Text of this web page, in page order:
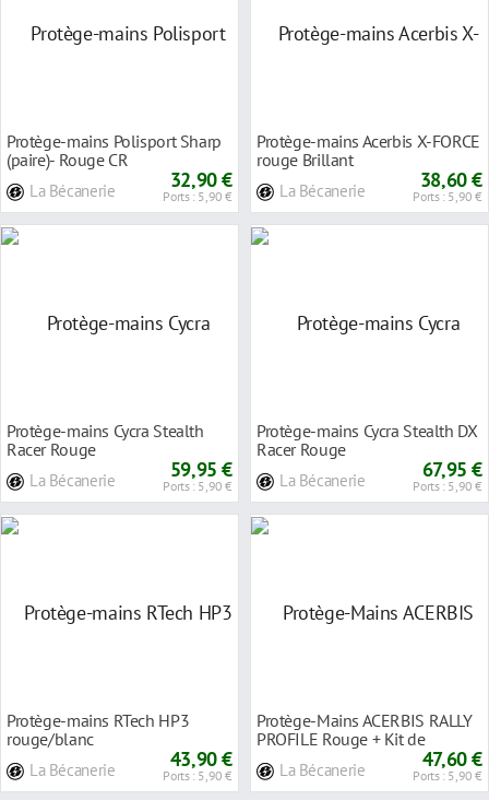
Protège-mains Polisport Sharp
(paire)- Rouge CR
La Bécanerie 32,90 €
Ports : 5,90 €
Protège-mains Acerbis X-FORCE
rouge Brillant
La Bécanerie 38,60 €
Ports : 5,90 €
Protège-mains Cycra Stealth
Racer Rouge
La Bécanerie 59,95 €
Ports : 5,90 €
Protège-mains Cycra Stealth DX
Racer Rouge
La Bécanerie 67,95 €
Ports : 5,90 €
Protège-mains RTech HP3
rouge/blanc
La Bécanerie 43,90 €
Ports : 5,90 €
Protège-Mains ACERBIS RALLY
PROFILE Rouge + Kit de
La Bécanerie 47,60 €
Ports : 5,90 €